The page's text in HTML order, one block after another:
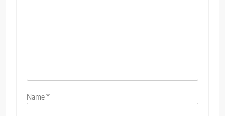
Name*